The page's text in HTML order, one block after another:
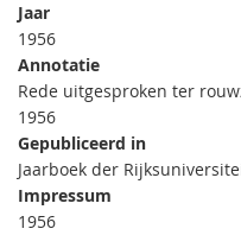
Jaar
1956
Annotatie
Rede uitgesproken ter
1956
Gepubliceerd in
Jaarboek der
Impressum
1956